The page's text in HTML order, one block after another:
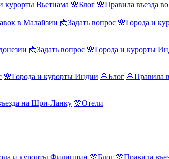
курорты Вьетнама 🌸Блог 🌸Правила въезда
в Малайзии 📩Задать вопрос 🌸Города и
📩Задать вопрос 🌸Города и курорты
🌸Города и курорты Индии 🌸Блог 🌸Правила
на Шри-Ланку 🌸Отели
и курорты Филиппин 🌸Блог 🌸Правила